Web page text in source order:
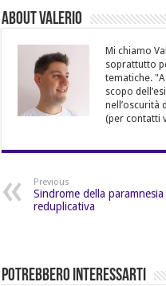
About Valerio
Mi chiamo
soprattutto
tematiche.
scopo
nell’oscurità
(per contatti
Previous
Sindrome della paramnesia
reduplicativa
Potrebbero Interessarti